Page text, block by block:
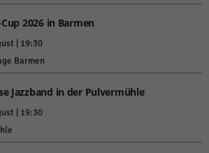
2026 in Barmen
| 19:30
Barmen
Jazzband in der Pulvermühle
| 19:30